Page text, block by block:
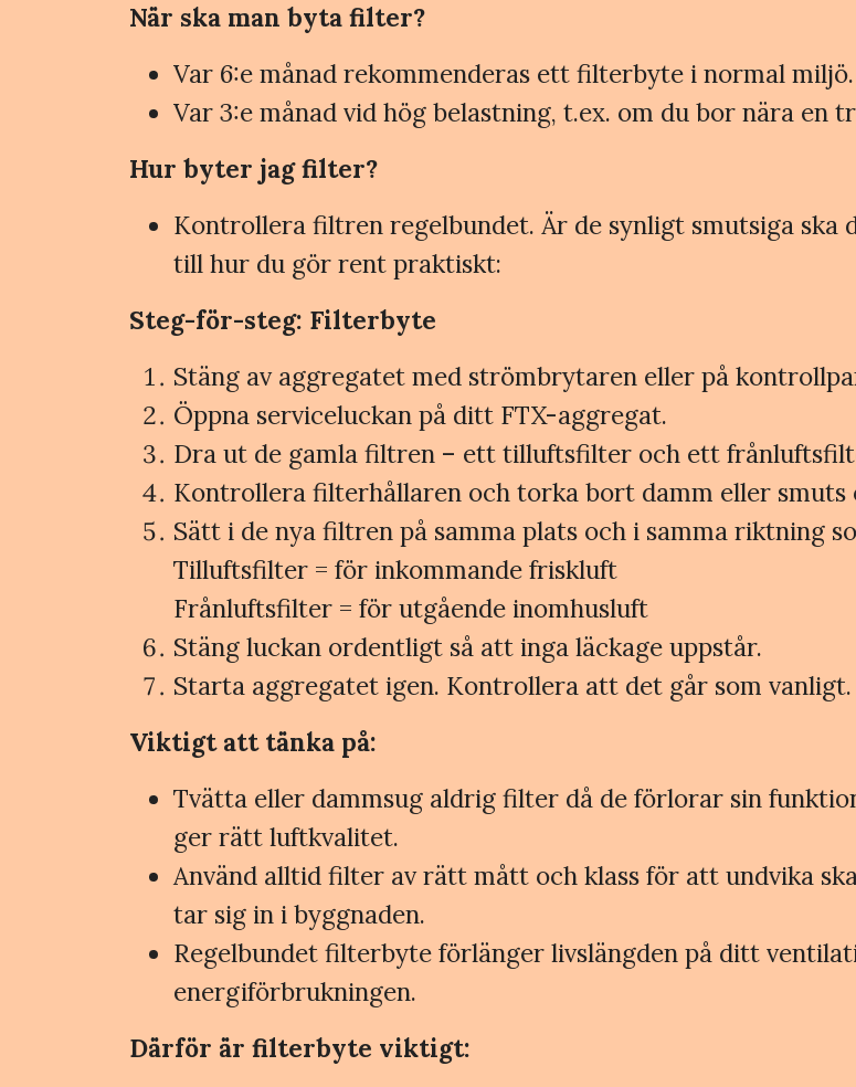
När ska man byta filter?
Var 6:e månad rekommenderas ett filterbyte i normal miljö.
Var 3:e månad vid hög belastning, t.ex. om du bor nära en
Hur byter jag filter?
Kontrollera filtren regelbundet. Är de synligt smutsiga ska
till hur du gör rent praktiskt:
Steg-för-steg: Filterbyte
Stäng av aggregatet med strömbrytaren eller på
Öppna serviceluckan på ditt FTX-aggregat.
Dra ut de gamla filtren – ett tilluftsfilter och ett
Kontrollera filterhållaren och torka bort damm eller smuts
Sätt i de nya filtren på samma plats och i samma riktning
Tilluftsfilter = för inkommande friskluft
Frånluftsfilter = för utgående inomhusluft
Stäng luckan ordentligt så att inga läckage uppstår.
Starta aggregatet igen. Kontrollera att det går som vanligt.
Viktigt att tänka på:
Tvätta eller dammsug aldrig filter då de förlorar sin
ger rätt luftkvalitet.
Använd alltid filter av rätt mått och klass för att undvika
tar sig in i byggnaden.
Regelbundet filterbyte förlänger livslängden på ditt
energiförbrukningen.
Därför är filterbyte viktigt: